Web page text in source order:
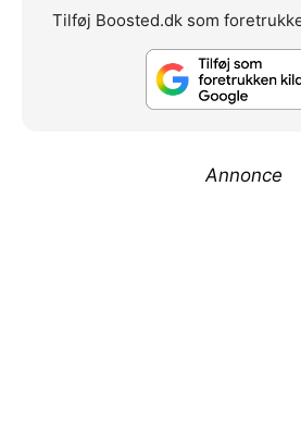
Tilføj Boosted.dk som
Annonce